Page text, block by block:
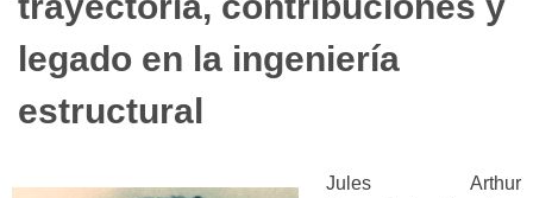
legado en la ingeniería
estructural
Jules Arthur